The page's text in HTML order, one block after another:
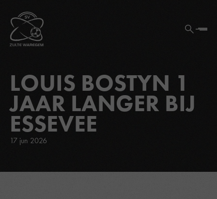
LOUIS BOSTYN 1
JAAR LANGER BIJ
ESSEVEE
17 jun 2026